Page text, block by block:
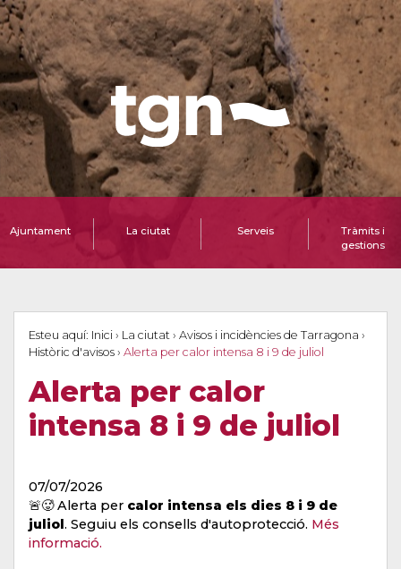
Ajuntament La ciutat Serveis
Tràmits i
gestions
Esteu aquí: Inici › La ciutat › Avisos i incidències de Tarragona ›
Històric d'avisos › Alerta per calor intensa 8 i 9 de juliol
Alerta per calor
intensa 8 i 9 de juliol
07/07/2026
🚨🥵 Alerta per calor intensa els dies 8 i 9 de
juliol. Seguiu els consells d'autoprotecció. Més
informació.